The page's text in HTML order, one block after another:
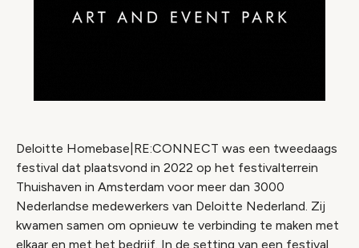
Deloitte Homebase|RE:CONNECT was een tweedaags
festival dat plaatsvond in 2022 op het festivalterrein
Thuishaven in Amsterdam voor meer dan 3000
Nederlandse medewerkers van Deloitte Nederland. Zij
kwamen samen om opnieuw te verbinding te maken met
elkaar en met het bedrijf. In de setting van een festival